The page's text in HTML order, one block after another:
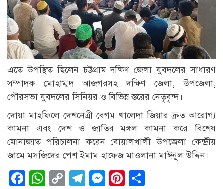
এতে উপস্থিত ছিলেন চট্টগ্রাম দক্ষিণ জেলা যুবদলের সাধারণ
সম্পাদক মোহাম্মদ আজগরসহ দক্ষিণ জেলা, উপজেলা,
পৌরসভা যুবদলের সিনিয়র ও বিভিন্ন স্তরের নেতৃবৃন্দ।
দোয়া মাহফিলে দেশনেত্রী বেগম খালেদা জিয়ার দ্রুত আরোগ্য
কামনা এবং দেশ ও জাতির মঙ্গল কামনা করে বিশেষ
মোনাজাত পরিচালনা করেন বোয়ালখালী উপজেলা কেন্দ্রীয়
জামে মসজিদের পেশ ইমাম হাফেজ মাওলানা মাঈনুল উদ্দিন।
Facebook
WhatsApp
CopyTelegram
Messenger
Pinterest